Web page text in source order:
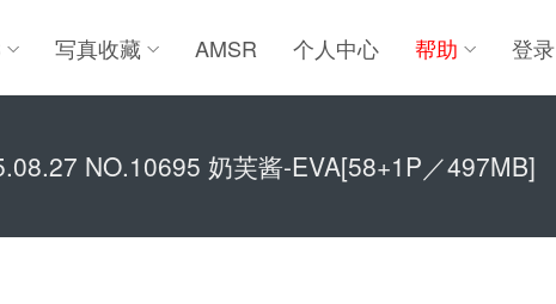
写真收藏 AMSR 个人中心 帮助 登录
NO.10695 奶芙酱-EVA[58+1P／497MB]